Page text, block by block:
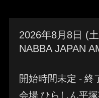
2026年8月8日 (
NABBA JAPAN
開始時間未定 - 終
会場 ひらしん平